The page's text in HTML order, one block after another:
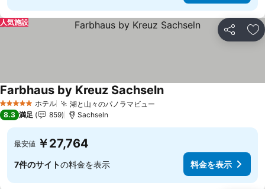
シェア お
人気施設
5 ホテルのランク
ホテル 湖と山々のパノラマビュー
Farbhaus by Kreuz Sachseln料金を表示
8.3 満足 859 Sachseln
最安値 ￥27,764
7件のサイトの料金を表示 料金を表示